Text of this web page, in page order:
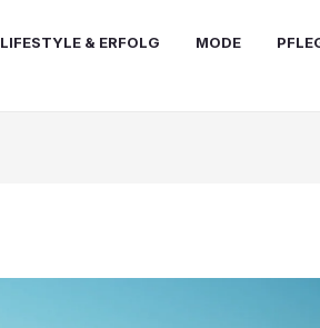
LIFESTYLE & ERFOLG MODE